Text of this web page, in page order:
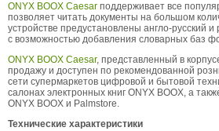
ONYX BOOX Caesar поддерживает все
позволяет читать документы на большом
устройстве предустановлены англо-русский и
с возможностью добавления словарных баз
ONYX BOOX Caesar, представленный в
продажу и доступен по рекомендованной
сети супермаркетов цифровой и бытовой
салонах электронных книг ONYX BOOX, а
ONYX BOOX и Palmstore.
Технические характеристики